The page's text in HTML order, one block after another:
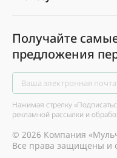
Получайте
предложения
Нажимая стрелку
рекламной рассылки и
© 2026 Компания
Все права защищены и